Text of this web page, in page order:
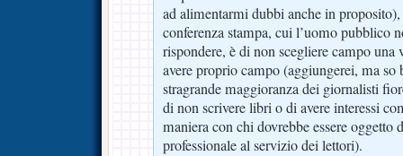
ad alimentarmi dubbi anche in
conferenza stampa, cui l’uomo pubblico
rispondere, è di non scegliere campo una
avere proprio campo (aggiungerei, ma so
stragrande maggioranza dei giornalisti
di non scrivere libri o di avere interessi
maniera con chi dovrebbe essere oggetto
professionale al servizio dei lettori).